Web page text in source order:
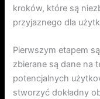
kroków, które są
przyjaznego dla
Pierwszym etapem
zbierane są dane na
potencjalnych
stworzyć dokładny